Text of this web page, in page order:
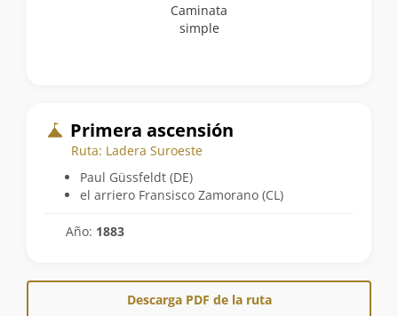
Caminata
simple
Primera ascensión
Ruta: Ladera Suroeste
Paul Güssfeldt (DE)
el arriero Fransisco Zamorano (CL)
Año: 1883
Descarga PDF de la ruta